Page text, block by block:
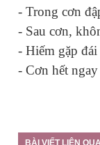
- Trong cơn
- Sau cơn,
- Hiếm gặp đái
- Cơn hết